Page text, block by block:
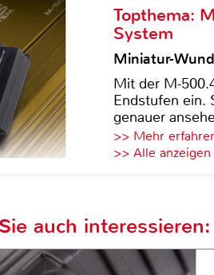
Topthema:
System
Miniatur-
Mit der M-
Endstufen ein.
genauer
>> Mehr
>> Alle anzeigen
auch interessieren: